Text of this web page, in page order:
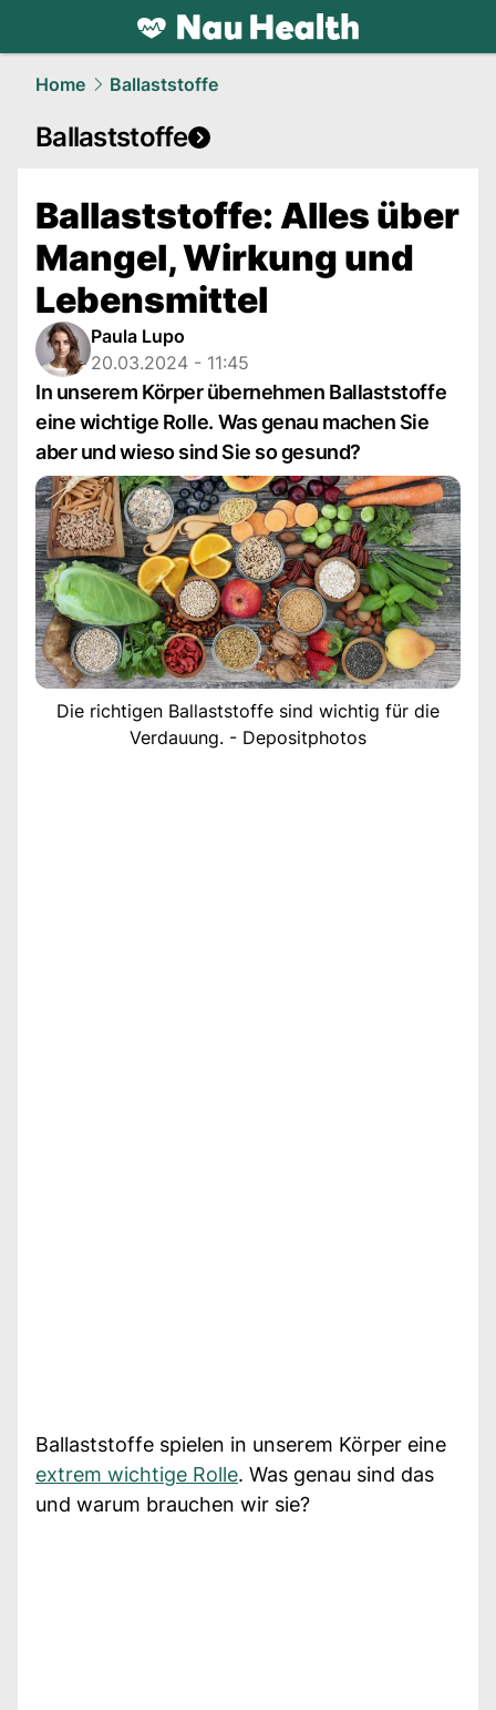
health.NAU.ch
Home Ballaststoffe
Ballaststoffe
Ballaststoffe: Alles über
Mangel, Wirkung und
Lebensmittel
Paula Lupo
20.03.2024 - 11:45
In unserem Körper übernehmen Ballaststoffe
eine wichtige Rolle. Was genau machen Sie
aber und wieso sind Sie so gesund?
Die richtigen Ballaststoffe sind wichtig für die
Verdauung. - Depositphotos
Ballaststoffe spielen in unserem Körper eine
extrem wichtige Rolle. Was genau sind das
und warum brauchen wir sie?